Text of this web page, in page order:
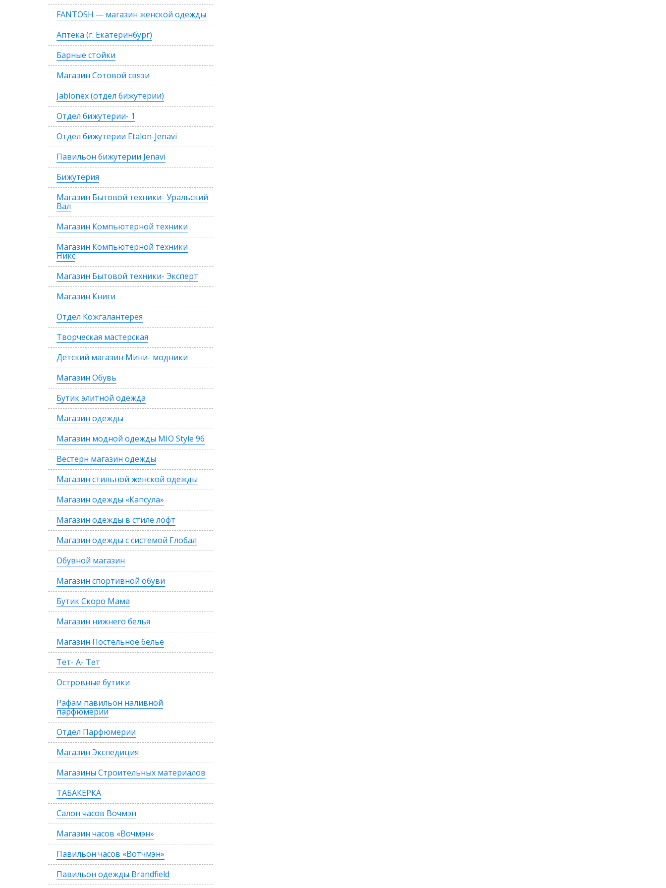
FANTOSH — магазин женской одежды
Аптека (г. Екатеринбург)
Барные стойки
Магазин Сотовой связи
Jablonex (отдел бижутерии)
Отдел бижутерии- 1
Отдел бижутерии Etalon-Jenavi
Павильон бижутерии Jenavi
Бижутерия
Магазин Бытовой техники- Уральский
Вал
Магазин Компьютерной техники
Магазин Компьютерной техники
Никс
Магазин Бытовой техники- Эксперт
Магазин Книги
Отдел Кожгалантерея
Творческая мастерская
Детский магазин Мини- модники
Магазин Обувь
Бутик элитной одежда
Магазин одежды
Магазин модной одежды MIO Style 96
Вестерн магазин одежды
Магазин стильной женской одежды
Магазин одежды «Капсула»
Магазин одежды в стиле лофт
Магазин одежды с системой Глобал
Обувной магазин
Магазин спортивной обуви
Бутик Скоро Мама
Магазин нижнего белья
Магазин Постельное белье
Тет- А- Тет
Островные бутики
Рафам павильон наливной
парфюмерии
Отдел Парфюмерии
Магазин Экспедиция
Магазины Строительных материалов
ТАБАКЕРКА
Салон часов Вочмэн
Магазин часов «Вочмэн»
Павильон часов «Вотчмэн»
Павильон одежды Brandfield